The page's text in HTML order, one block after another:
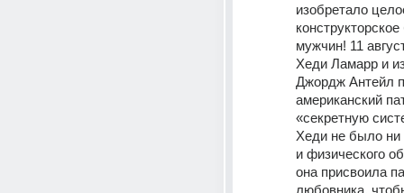
изобретало
мужчин! 11
Хеди Ламарр и
Джордж Антейл
американский
«секретную
Хеди не было ни
и физического
она присвоила
любовника,